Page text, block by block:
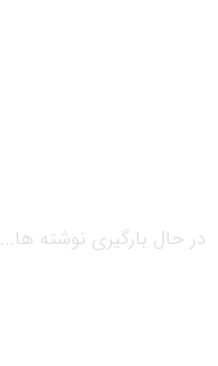
در حال بارگیری نوشته ها...